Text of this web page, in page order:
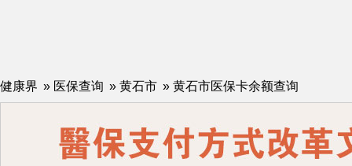
健康界 » 医保查询 » 黄石市 » 黄石市医保卡余额查询